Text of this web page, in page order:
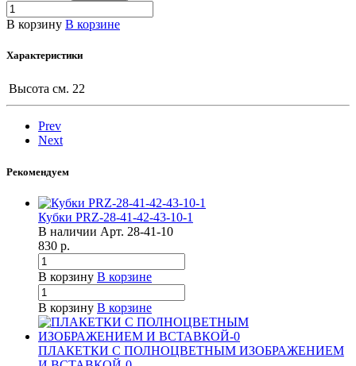
В корзину В корзине
Характеристики
Высота см. 22
Prev
Next
Рекомендуем
Кубки PRZ-28-41-42-43-10-1
В наличии Арт. 28-41-10
830 р.
В корзину В корзине
В корзину В корзине
ПЛАКЕТКИ С ПОЛНОЦВЕТНЫМ ИЗОБРАЖЕНИЕМ